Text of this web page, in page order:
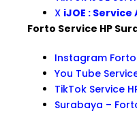
X iJOE :
Forto Service HP
Instagram
You Tube
TikTok Service
Surabaya –